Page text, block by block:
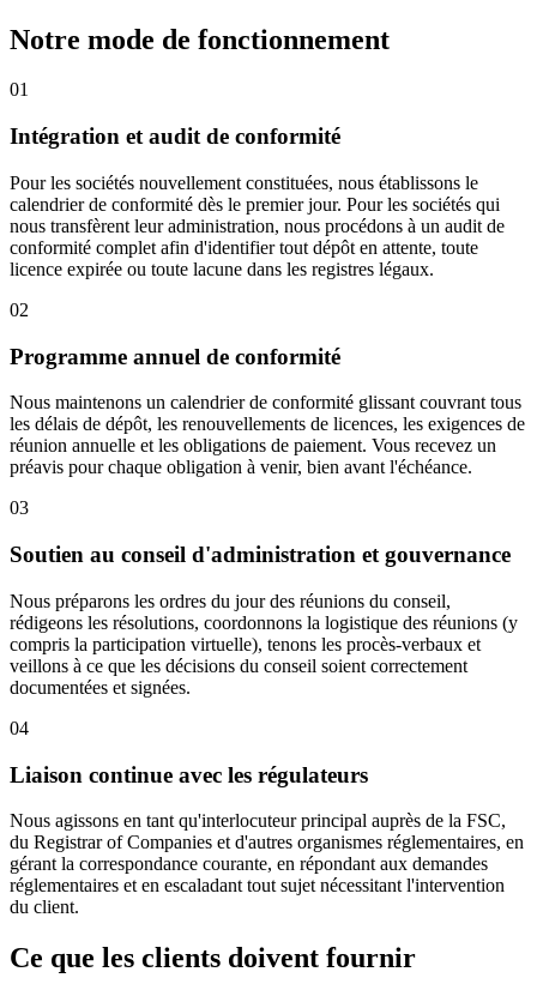
Notre mode de fonctionnement
01
Intégration et audit de conformité
Pour les sociétés nouvellement constituées, nous établissons le
calendrier de conformité dès le premier jour. Pour les sociétés qui
nous transfèrent leur administration, nous procédons à un audit de
conformité complet afin d'identifier tout dépôt en attente, toute
licence expirée ou toute lacune dans les registres légaux.
02
Programme annuel de conformité
Nous maintenons un calendrier de conformité glissant couvrant tous
les délais de dépôt, les renouvellements de licences, les exigences de
réunion annuelle et les obligations de paiement. Vous recevez un
préavis pour chaque obligation à venir, bien avant l'échéance.
03
Soutien au conseil d'administration et gouvernance
Nous préparons les ordres du jour des réunions du conseil,
rédigeons les résolutions, coordonnons la logistique des réunions (y
compris la participation virtuelle), tenons les procès-verbaux et
veillons à ce que les décisions du conseil soient correctement
documentées et signées.
04
Liaison continue avec les régulateurs
Nous agissons en tant qu'interlocuteur principal auprès de la FSC,
du Registrar of Companies et d'autres organismes réglementaires, en
gérant la correspondance courante, en répondant aux demandes
réglementaires et en escaladant tout sujet nécessitant l'intervention
du client.
Ce que les clients doivent fournir